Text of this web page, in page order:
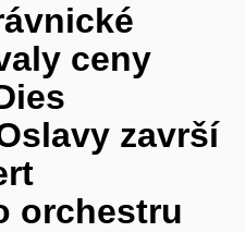
ceny
završí
orchestru